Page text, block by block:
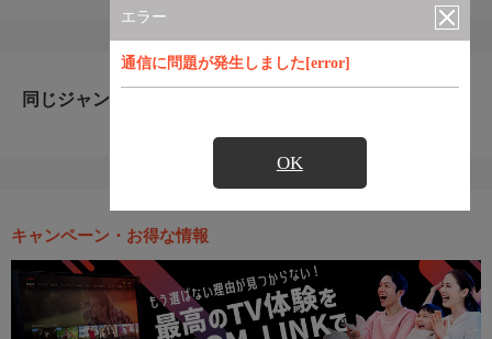
エラー
通信に問題が発生しました[error]
OK
同じジャンルのおすすめ番組
キャンペーン・お得な情報